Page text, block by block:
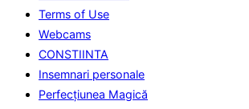
Terms of Use
Webcams
CONSTIINTA
Insemnari personale
Perfecţiunea Magică